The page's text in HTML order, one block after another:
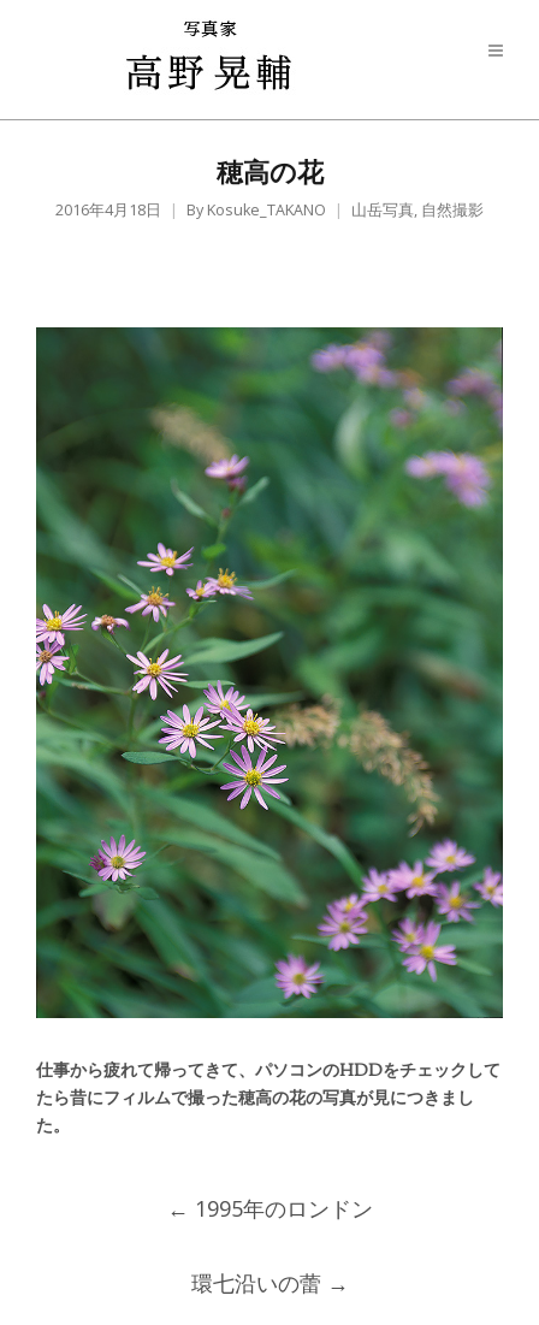
穂高の花
2016年4月18日 By Kosuke_TAKANO 山岳写真, 自然撮影
仕事から疲れて帰ってきて、パソコンのHDDをチェックして
たら昔にフィルムで撮った穂高の花の写真が見につきまし
た。
navigation
← 1995年のロンドン
環七沿いの蕾 →